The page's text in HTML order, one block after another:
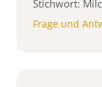
Stichwort:
Frage und